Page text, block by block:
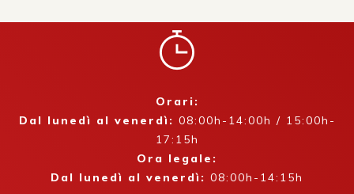
Orari:
Dal lunedì al venerdì: 08:00h-14:00h / 15:00h-
17:15h
Ora legale:
Dal lunedì al venerdì: 08:00h-14:15h